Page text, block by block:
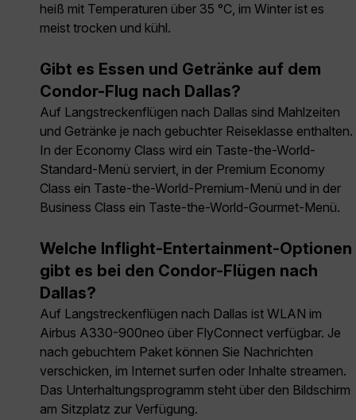
heiß mit Temperaturen über 35 °C, im Winter ist es
meist trocken und kühl.
Gibt es Essen und Getränke auf dem
Condor-Flug nach Dallas?
Auf Langstreckenflügen nach Dallas sind Mahlzeiten
und Getränke je nach gebuchter Reiseklasse enthalten.
In der Economy Class wird ein Taste-the-World-
Standard-Menü serviert, in der Premium Economy
Class ein Taste-the-World-Premium-Menü und in der
Business Class ein Taste-the-World-Gourmet-Menü.
Welche Inflight-Entertainment-Optionen
gibt es bei den Condor-Flügen nach
Dallas?
Auf Langstreckenflügen nach Dallas ist WLAN im
Airbus A330-900neo über FlyConnect verfügbar. Je
nach gebuchtem Paket können Sie Nachrichten
verschicken, im Internet surfen oder Inhalte streamen.
Das Unterhaltungsprogramm steht über den Bildschirm
am Sitzplatz zur Verfügung.